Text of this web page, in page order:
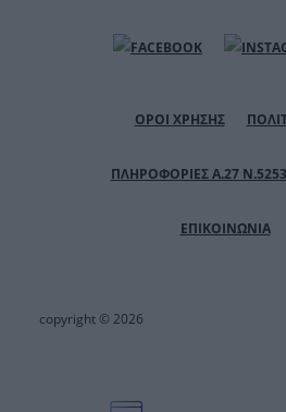
ΟΡΟΙ ΧΡΗΣΗΣ
ΠΛΗΡΟΦΟΡΙΕΣ Α.27
ΕΠΙΚΟΙΝΩΝΙΑ
copyright © 2026